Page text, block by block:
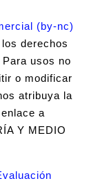
(by-nc)
derechos
usos no
o modificar
atribuya la
a
Y MEDIO